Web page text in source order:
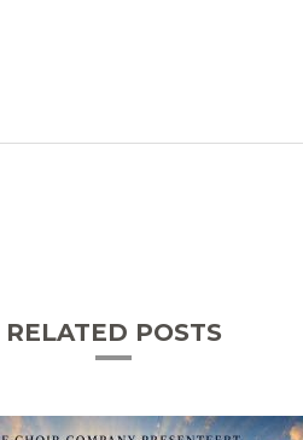
RELATED POSTS